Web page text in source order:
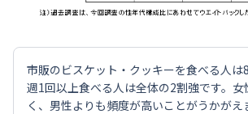
市販のビスケット・クッキーを食べる人は8
週1回以上食べる人は全体の2割強です。
く、男性よりも頻度が高いことがうかがえ